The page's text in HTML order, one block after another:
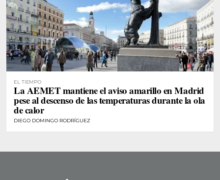
EL TIEMPO
La AEMET mantiene el aviso amarillo en Madrid
pese al descenso de las temperaturas durante la ola
de calor
DIEGO DOMINGO RODRÍGUEZ